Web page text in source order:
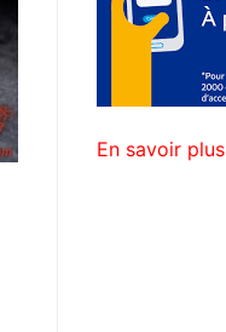
En savoir plus